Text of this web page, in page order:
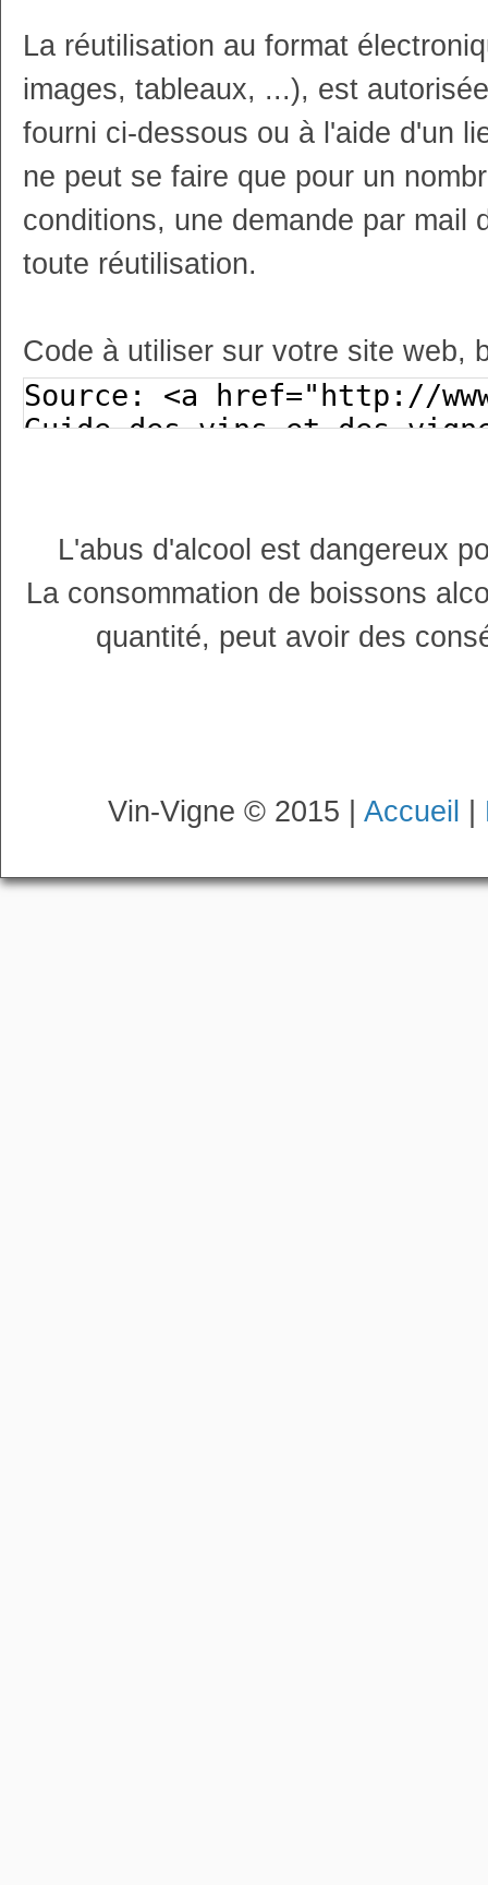
La réutilisation au format
images, tableaux, ...), est
fourni ci-dessous ou à l'aide d'un
ne peut se faire que pour un
conditions, une demande par mail
toute réutilisation.
Code à utiliser sur votre site web,
L'abus d'alcool est dangereux
La consommation de boissons
quantité, peut avoir des
Vin-Vigne © 2015 | Accueil